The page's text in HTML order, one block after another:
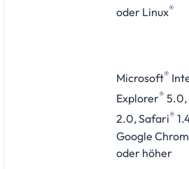
oder Linux®
Microsoft®
Explorer® 5.0,
2.0, Safari®
Google
oder höher